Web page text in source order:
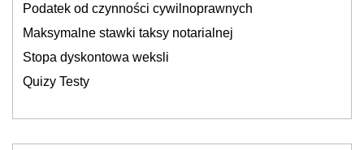
Podatek od czynności cywilnoprawnych
Maksymalne stawki taksy notarialnej
Stopa dyskontowa weksli
Quizy Testy